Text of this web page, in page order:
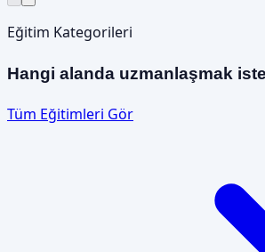
Eğitim Kategorileri
Hangi alanda uzmanlaşmak
Tüm Eğitimleri Gör